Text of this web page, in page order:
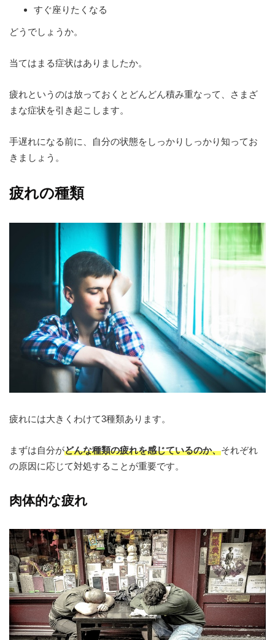
すぐ座りたくなる
どうでしょうか。
当てはまる症状はありましたか。
疲れというのは放っておくとどんどん積み重なって、さまざ
まな症状を引き起こします。
手遅れになる前に、自分の状態をしっかりしっかり知ってお
きましょう。
疲れの種類
疲れには大きくわけて3種類あります。
まずは自分がどんな種類の疲れを感じているのか、それぞれ
の原因に応じて対処することが重要です。
肉体的な疲れ